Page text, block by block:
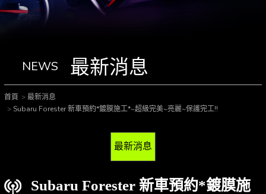
NEWS 最新消息
首頁
最新消息
Subaru Forester 新車預約*鍍膜施工*~超級完美~亮麗~保護完工!!
最新消息
Subaru Forester 新車預約*鍍膜施